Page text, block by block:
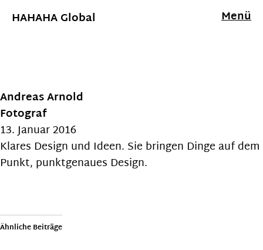
HAHAHA Global Menü
Andreas Arnold
Fotograf
13. Januar 2016
Klares Design und Ideen. Sie bringen Dinge auf dem
Punkt, punktgenaues Design.
Ähnliche Beiträge